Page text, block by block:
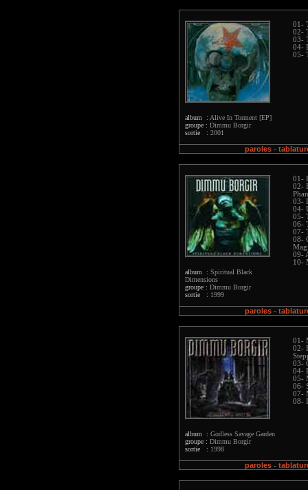
album : Alive In Torment [EP]
groupe : Dimmu Borgir
sortie : 2001
01-
02-
03-
04-
05-
paroles -
album : Spiritual Black
Dimensions
groupe : Dimmu Borgir
sortie : 1999
01-
02-
03-
04-
05-
06-
07-
08-
09-
10-
paroles -
album : Godless Savage Garden
groupe : Dimmu Borgir
sortie : 1998
01-
02-
03-
04-
05-
06-
07-
08-
paroles -